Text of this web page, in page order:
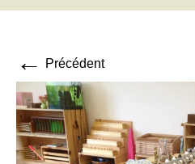
← Précédent